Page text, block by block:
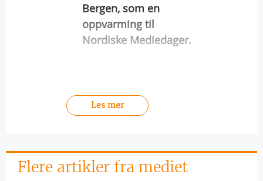
Bergen, som en
oppvarming til
Nordiske Mediedager.
Les mer
Flere artikler fra mediet